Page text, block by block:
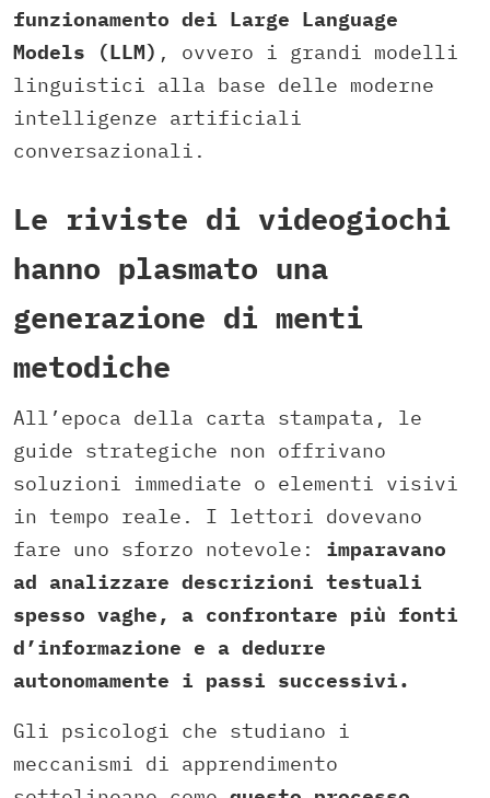
funzionamento dei Large Language
Models (LLM) , ovvero i grandi modelli
linguistici alla base delle moderne
intelligenze artificiali
conversazionali.
Le riviste di videogiochi
hanno plasmato una
generazione di menti
metodiche
All’epoca della carta stampata, le
guide strategiche non offrivano
soluzioni immediate o elementi visivi
in tempo reale. I lettori dovevano
fare uno sforzo notevole: imparavano
ad analizzare descrizioni testuali
spesso vaghe, a confrontare più fonti
d’informazione e a dedurre
autonomamente i passi successivi.
Gli psicologi che studiano i
meccanismi di apprendimento